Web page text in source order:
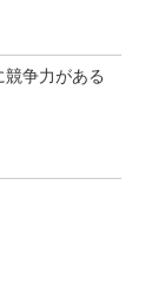
争力がある